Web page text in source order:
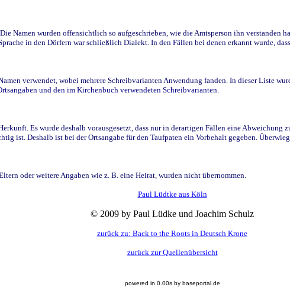
Namen wurden offensichtlich so aufgeschrieben, wie die Amtsperson ihn verstanden
in den Dörfern war schließlich Dialekt. In den Fällen bei denen erkannt wurde,
verwendet, wobei mehrere Schreibvarianten Anwendung fanden. In dieser Liste
und den im Kirchenbuch verwendeten Schreibvarianten.
Es wurde deshalb vorausgesetzt, dass nur in derartigen Fällen eine
ist. Deshalb ist bei der Ortsangabe für den Taufpaten ein Vorbehalt gegeben.
oder weitere Angaben wie z. B. eine Heirat, wurden nicht übernommen.
Paul Lüdtke aus Köln
© 2009 by Paul Lüdke und Joachim Schulz
zurück zu: Back to the Roots in Deutsch Krone
zurück zur Quellenübersicht
powered in 0.00s by baseportal.de